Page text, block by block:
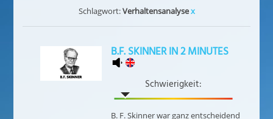
Schlagwort:Verhaltensanalysex
B.F. SKINNER IN 2 MINUTES
Schwierigkeit:
B. F. Skinner war ganz entscheidend